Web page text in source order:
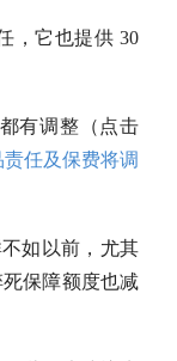
，它也提供 30
有调整（点击
任及保费将调
如以前，尤其
保障额度也减